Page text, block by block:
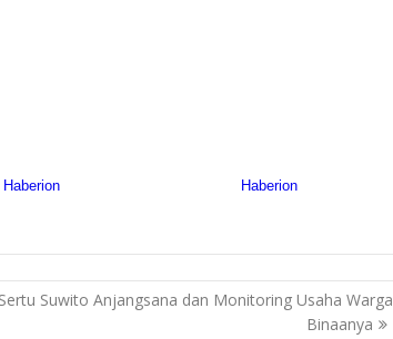
Sertu Suwito Anjangsana dan Monitoring Usaha Warga
Binaanya